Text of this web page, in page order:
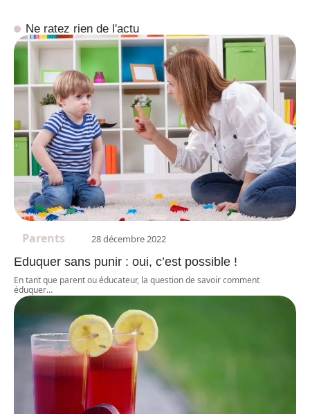
Ne ratez rien de l'actu
Parents 28 décembre 2022
Eduquer sans punir : oui, c’est possible !
En tant que parent ou éducateur, la question de savoir comment
éduquer…